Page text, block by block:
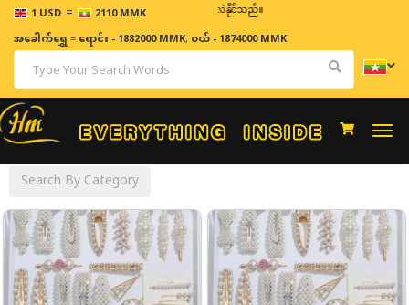
1 USD = 2110 MMK
ဈေးနှုန်းများသည် အချိန်နှင့် အမျှပြောင်းလဲနိုင်သည်။
အခေါက်ရွှေ=ရောင်း - 1882000 MMK, ဝယ် - 1874000 MMK
Search By Category